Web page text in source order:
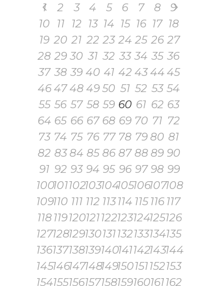
1 2 3 4 5 6 7 8
9
10
11 12 13 14 15 16 17 18
19 20 21 22 23 24 25 26 27
28 29 30 31 32 33 34 35 36
37 38 39 40 41 42 434445
46 474849 50 51 52 53 54
55 56 57 58 59 60 61 62 63
64 65 66 67 68 69 70 71 72
73 74 75 76 77 78 79 80 81
82 83 84 85 86 87 88 89 90
91 92 93 94 95 96 97 98 99
100101102103104105106107108
109110 111 112 113 114 115 116 117
118 119120121122123124125126
127128129130131132133134135
136137138139140141142143144
145146147148149150151152153
154155156157158159160161162